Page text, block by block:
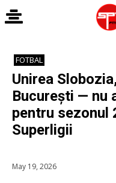
FOTBAL
Unirea
București — nu
pentru sezonul
Superligii
May 19, 2026